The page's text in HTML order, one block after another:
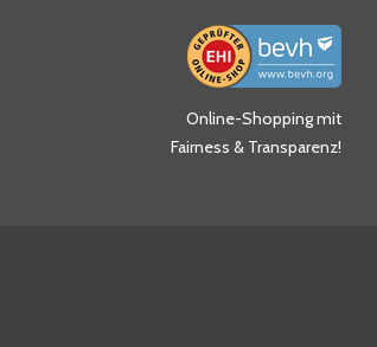
Online-Shopping mit
Fairness & Transparenz!